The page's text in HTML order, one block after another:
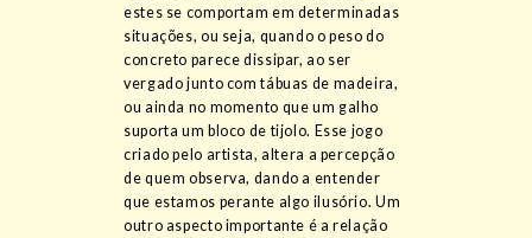
estes se comportam em determinadas
situações, ou seja, quando o peso do
concreto parece dissipar, ao ser
vergado junto com tábuas de madeira,
ou ainda no momento que um galho
suporta um bloco de tijolo. Esse jogo
criado pelo artista, altera a percepção
de quem observa, dando a entender
que estamos perante algo ilusório. Um
outro aspecto importante é a relação